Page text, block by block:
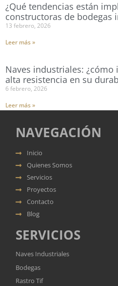
¿Qué tendencias están
constructoras de bodegas
13 febrero, 2026
Leer más »
Naves industriales: ¿cómo
alta resistencia en su
6 febrero, 2026
Leer más »
NAVEGACIÓN
Inicio
Quienes Somos
Servicios
Proyectos
Contacto
Blog
SERVICIOS
Naves Industriales
Bodegas
Rastro Tif